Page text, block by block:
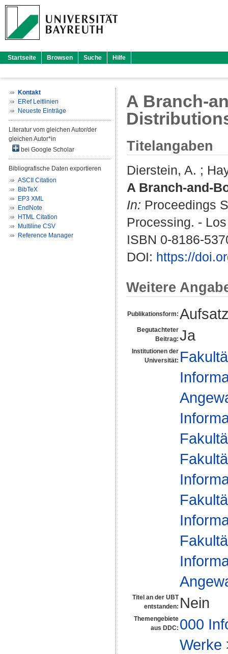
Startseite Browsen Suche Hilfe
Kontakt
ERef Leitlinien
Neueste Einträge
Literatur vom gleichen Autor/der
gleichen Autor*in
bei Google Scholar
Bibliografische Daten exportieren
ASCII Citation
BibTeX
EP3 XML
EndNote
HTML Citation
Multiline CSV
Reference Manager
A Branch-
Titelangaben
Dierstein, A. ;
A Branch-and-
In: Proceedings
Processing. -
ISBN 0-8186-
DOI: https://
Weitere
Publikationsform:
Begutachteter
Beitrag: Ja
Institutionen der
Universität:
Titel an der UBT
entstanden: Nein
Themengebiete
aus DDC: 000
Werke